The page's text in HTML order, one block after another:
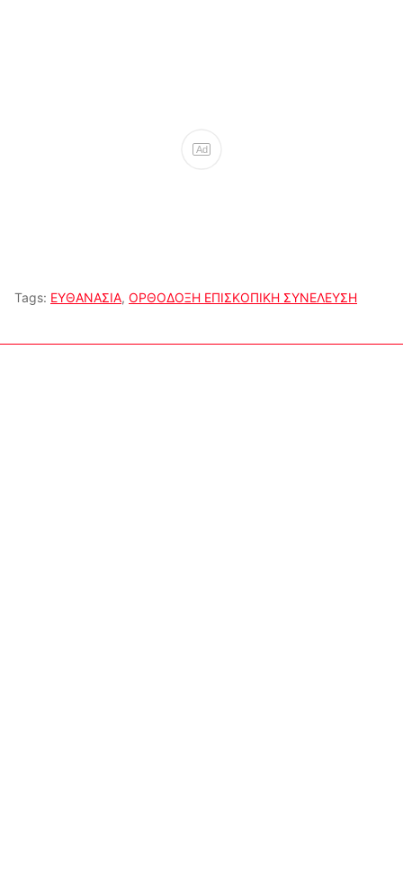
Ad
Tags: ΕΥΘΑΝΑΣΙΑ, ΟΡΘΟΔΟΞΗ ΕΠΙΣΚΟΠΙΚΗ ΣΥΝΕΛΕΥΣΗ